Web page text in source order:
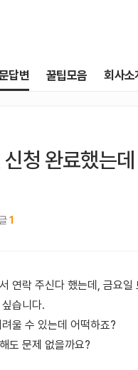
답변 꿀팁모음 회사소
청 완료했는
1
연락 주신다 했는데, 금요일
습니다.
울 수 있는데 어떡하죠?
도 문제 없을까요?